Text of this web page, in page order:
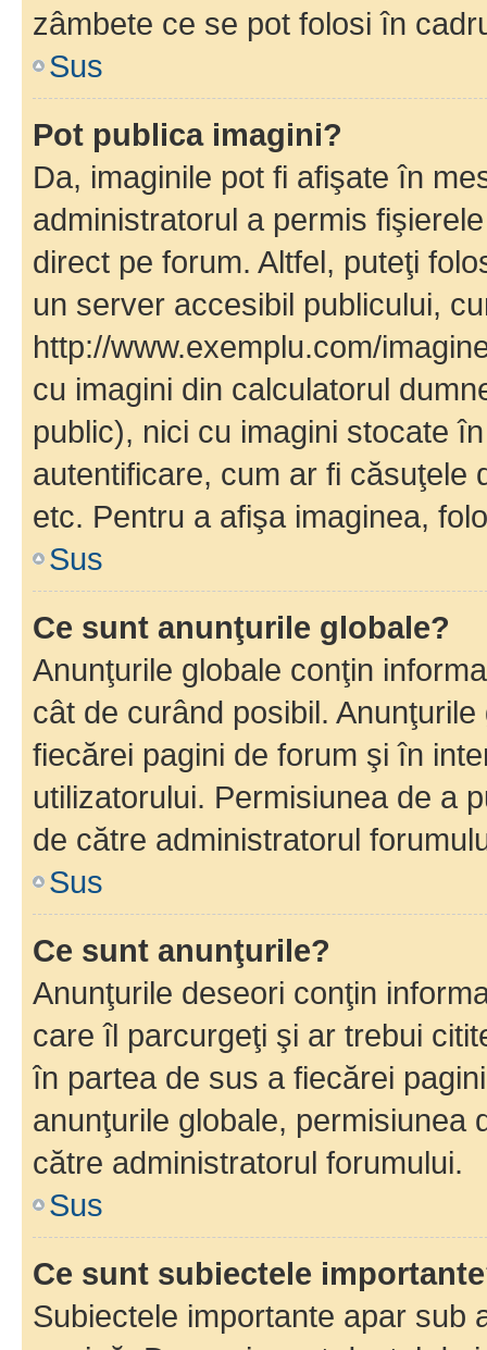
zâmbete ce se pot folosi în
Sus
Pot publica imagini?
Da, imaginile pot fi afişate în
administratorul a permis
direct pe forum. Altfel, puteţi
un server accesibil publicului,
http://www.exemplu.com/
cu imagini din calculatorul
public), nici cu imagini stocate
autentificare, cum ar fi căsuţele
etc. Pentru a afişa imaginea,
Sus
Ce sunt anunţurile globale?
Anunţurile globale conţin
cât de curând posibil.
fiecărei pagini de forum şi în
utilizatorului. Permisiunea de a
de către administratorul
Sus
Ce sunt anunţurile?
Anunţurile deseori conţin
care îl parcurgeţi şi ar trebui
în partea de sus a fiecărei
anunţurile globale, permisiunea
către administratorul forumului.
Sus
Ce sunt subiectele
Subiectele importante apar sub